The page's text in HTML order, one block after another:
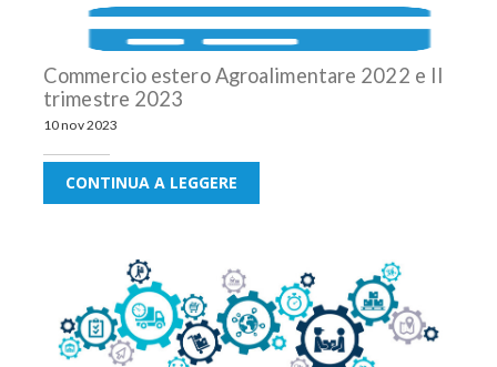
Commercio estero Agroalimentare 2022 e II
trimestre 2023
10 nov 2023
CONTINUA A LEGGERE